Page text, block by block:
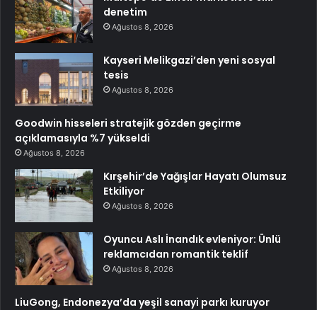
denetim
Ağustos 8, 2026
Kayseri Melikgazi’den yeni sosyal
tesis
Ağustos 8, 2026
Goodwin hisseleri stratejik gözden geçirme
açıklamasıyla %7 yükseldi
Ağustos 8, 2026
Kırşehir’de Yağışlar Hayatı Olumsuz
Etkiliyor
Ağustos 8, 2026
Oyuncu Aslı İnandık evleniyor: Ünlü
reklamcıdan romantik teklif
Ağustos 8, 2026
LiuGong, Endonezya’da yeşil sanayi parkı kuruyor